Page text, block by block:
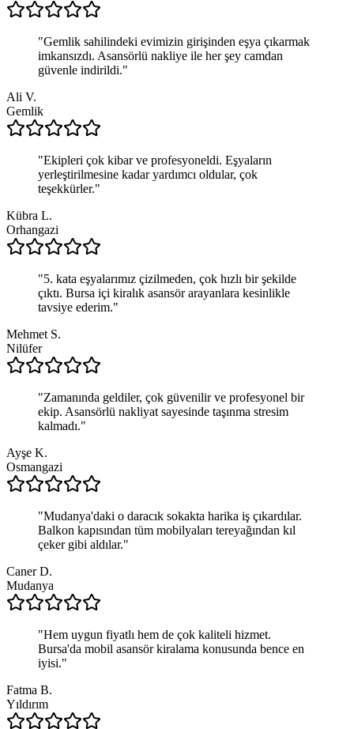
"Gemlik sahilindeki evimizin girişinden eşya çıkarmak
imkansızdı. Asansörlü nakliye ile her şey camdan
güvenle indirildi."
Ali V.
Gemlik
"Ekipleri çok kibar ve profesyoneldi. Eşyaların
yerleştirilmesine kadar yardımcı oldular, çok
teşekkürler."
Kübra L.
Orhangazi
"5. kata eşyalarımız çizilmeden, çok hızlı bir şekilde
çıktı. Bursa içi kiralık asansör arayanlara kesinlikle
tavsiye ederim."
Mehmet S.
Nilüfer
"Zamanında geldiler, çok güvenilir ve profesyonel bir
ekip. Asansörlü nakliyat sayesinde taşınma stresim
kalmadı."
Ayşe K.
Osmangazi
"Mudanya'daki o daracık sokakta harika iş çıkardılar.
Balkon kapısından tüm mobilyaları tereyağından kıl
çeker gibi aldılar."
Caner D.
Mudanya
"Hem uygun fiyatlı hem de çok kaliteli hizmet.
Bursa'da mobil asansör kiralama konusunda bence en
iyisi."
Fatma B.
Yıldırım